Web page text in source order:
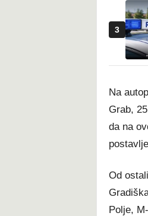
3
Na
Grab,
da na
Od
Polje,